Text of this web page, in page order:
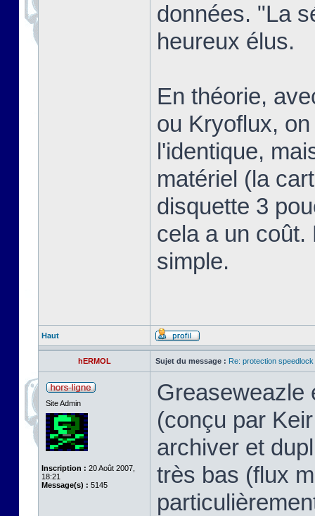
données. "La
heureux élus.
En théorie,
ou Kryoflux,
l'identique,
matériel (la
disquette 3
cela a un coût.
simple.
Haut
hERMOL Sujet du message : Re: protection
Site Admin
Inscription : 20 Août 2007,
18:21
Message(s) : 5145
Greaseweazle
(conçu par
archiver et
très bas (flux